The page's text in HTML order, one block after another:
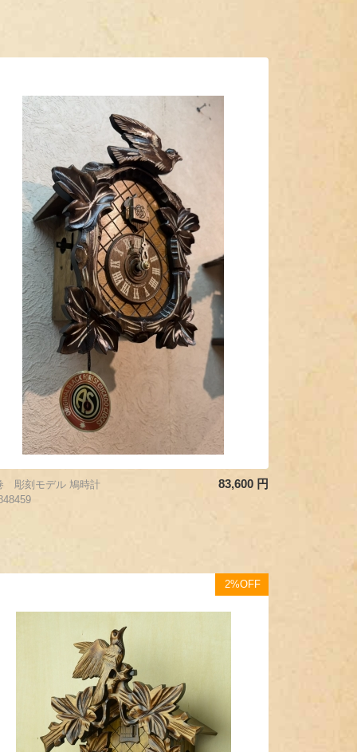
彫刻モデル 鳩時計
83,600 円
2%OFF